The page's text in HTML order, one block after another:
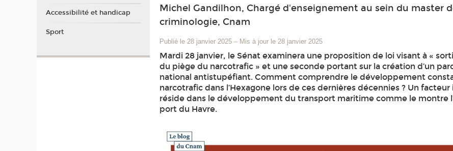
Michel Gandilhon, Chargé d'enseignement au sein du master
criminologie, Cnam
Publié le 28 janvier 2025 – Mis à jour le 28 janvier 2025
Mardi 28 janvier, le Sénat examinera une proposition de loi visant à «
du piège du narcotrafic » et une seconde portant sur la création d’un
national antistupéfiant. Comment comprendre le développement
narcotrafic dans l’Hexagone lors de ces dernières décennies ? Un
réside dans le développement du transport maritime comme le montre
port du Havre.
Accessibilité et handicap
Sport